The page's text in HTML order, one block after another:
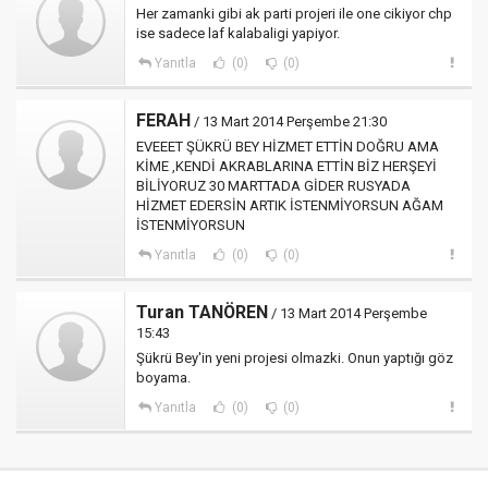
Her zamanki gibi ak parti projeri ile one cikiyor chp
ise sadece laf kalabaligi yapiyor.
Yanıtla (0) (0)
FERAH / 13 Mart 2014 Perşembe 21:30
EVEEET ŞÜKRÜ BEY HİZMET ETTİN DOĞRU AMA
KİME ,KENDİ AKRABLARINA ETTİN BİZ HERŞEYİ
BİLİYORUZ 30 MARTTADA GİDER RUSYADA
HİZMET EDERSİN ARTIK İSTENMİYORSUN AĞAM
İSTENMİYORSUN
Yanıtla (0) (0)
Turan TANÖREN / 13 Mart 2014 Perşembe
15:43
Şükrü Bey'in yeni projesi olmazki. Onun yaptığı göz
boyama.
Yanıtla (0) (0)